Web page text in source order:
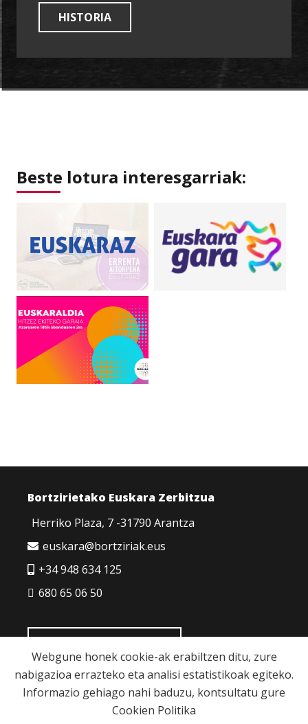
HISTORIA
Beste lotura interesgarriak:
Bortzirietako Euskara Zerbitzua
Herriko Plaza, 7 -31790 Arantza
euskara@bortziriak.eus
+34 948 634 125
680 65 06 50
Webgune honek cookie-ak erabiltzen ditu, zure
nabigazioa errazteko eta analisi estatistikoak egiteko.
Informazio gehiago nahi baduzu, kontsultatu gure
Cookien Politika